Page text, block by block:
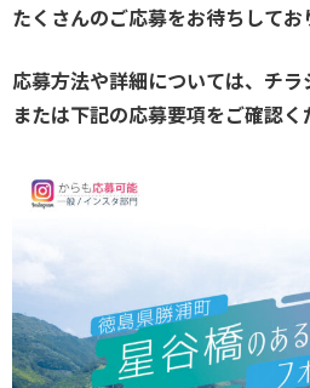
たくさんのご応募をお待ちしてお
応募方法や詳細については、チラ
または下記の応募要項をご確認く